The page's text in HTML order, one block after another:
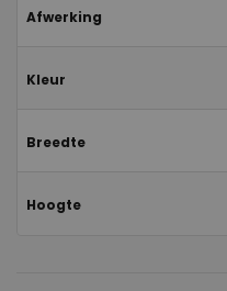
Afwerking
Kleur
Breedte
Hoogte